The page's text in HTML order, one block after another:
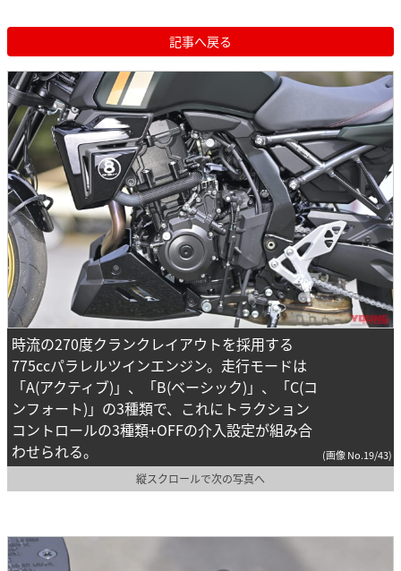
記事へ戻る
時流の270度クランクレイアウトを採用する
775ccパラレルツインエンジン。走行モードは
「A(アクティブ)」、「B(ベーシック)」、「C(コ
ンフォート)」の3種類で、これにトラクション
コントロールの3種類+OFFの介入設定が組み合
わせられる。
(画像 No.19/43)
縦スクロールで次の写真へ